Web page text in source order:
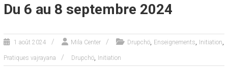
Du 6 au 8 septembre 2024
1 août 2024 Mila Center Drupchö, Enseignements, Initiation,
Pratiques vajrayana Drupchö, Initiation